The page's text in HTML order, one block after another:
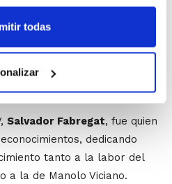
todas
gracias a su Obra Social.
Gallego
el galardón:"que todo el
de esta gran familia que
Salvador Fabregat, fue quien
dedicando
tanto a la labor del
a la de Manolo Viciano.